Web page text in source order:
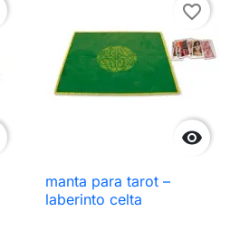

favorite_border
manta para tarot –
laberinto celta